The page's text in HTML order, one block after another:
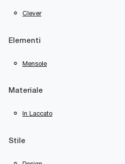
Clever
Elementi
Mensole
Materiale
In Laccato
Stile